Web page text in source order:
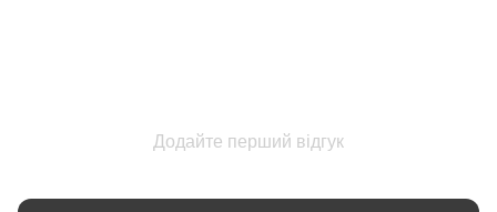
Додайте перший відгук